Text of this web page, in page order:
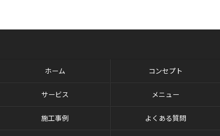
ホーム コンセプト
サービス メニュー
施工事例 よくある質問